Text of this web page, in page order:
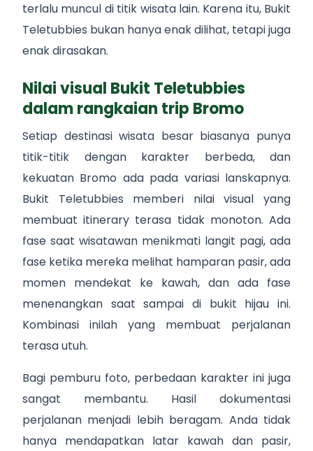
terlalu muncul di titik wisata lain. Karena itu, Bukit
Teletubbies bukan hanya enak dilihat, tetapi juga
enak dirasakan.
Nilai visual Bukit Teletubbies
dalam rangkaian trip Bromo
Setiap destinasi wisata besar biasanya punya
titik-titik dengan karakter berbeda, dan
kekuatan Bromo ada pada variasi lanskapnya.
Bukit Teletubbies memberi nilai visual yang
membuat itinerary terasa tidak monoton. Ada
fase saat wisatawan menikmati langit pagi, ada
fase ketika mereka melihat hamparan pasir, ada
momen mendekat ke kawah, dan ada fase
menenangkan saat sampai di bukit hijau ini.
Kombinasi inilah yang membuat perjalanan
terasa utuh.
Bagi pemburu foto, perbedaan karakter ini juga
sangat membantu. Hasil dokumentasi
perjalanan menjadi lebih beragam. Anda tidak
hanya mendapatkan latar kawah dan pasir,